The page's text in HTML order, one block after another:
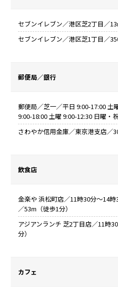
セブンイレブン／港区芝2丁目／
セブンイレブン／港区芝1丁目／
郵便局／銀行
郵便局／芝一／平日 9:00-17:00 土
9:00-18:00 土曜 9:00-12:30 日曜・
さわやか信用金庫／東京港支店／
飲食店
金楽や 浜松町店／11時30分～14
／53m（徒歩1分）
アジアンランチ 芝2丁目店／11時
分）
カフェ